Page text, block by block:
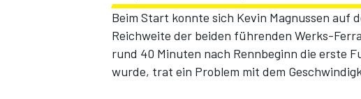
SPORTWAGEN
Beim Start konnte sich Kevin Magnussen auf
Reichweite der beiden führenden Werks-
rund 40 Minuten nach Rennbeginn die erste
wurde, trat ein Problem mit dem